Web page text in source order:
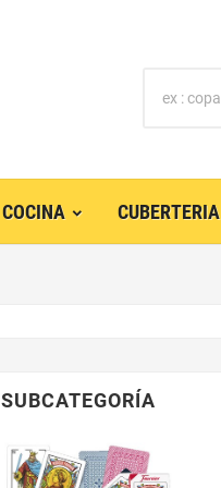
COCINA CUBERTERIA
SUBCATEGORÍA